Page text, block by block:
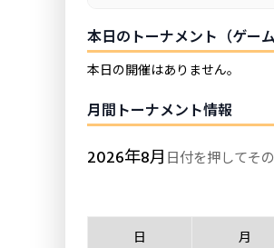
本日のトーナメント（ゲーム
本日の開催はありません。
月間トーナメント情報
2026年8月 日付を押してそ
日 月